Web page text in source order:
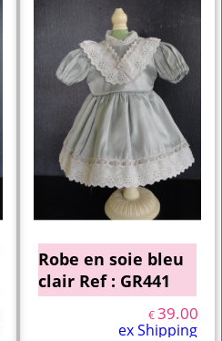
Robe en soie bleu
clair Ref : GR441
€39.00
ex Shipping